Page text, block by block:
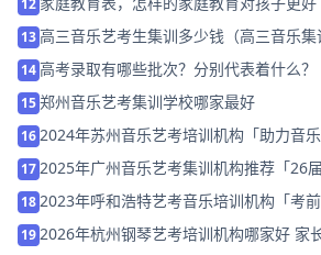
12
13高三音乐艺考生集训多少钱（高三音乐集
14高考录取有哪些批次？分别代表着什么？
15郑州音乐艺考集训学校哪家最好
162024年苏州音乐艺考培训机构「助力音乐
172025年广州音乐艺考集训机构推荐「26届
182023年呼和浩特艺考音乐培训机构「考前
192026年杭州钢琴艺考培训机构哪家好 家